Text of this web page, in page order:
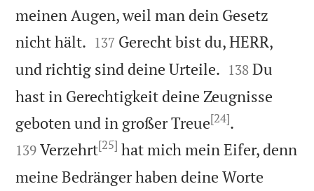
meinen Augen, weil man dein Gesetz
nicht hält. 

137 Gerecht bist du, HERR,
und richtig sind deine Urteile. 

138 Du
hast in Gerechtigkeit deine Zeugnisse
geboten und in großer Treue[24].
139 Verzehrt[25] hat mich mein Eifer, denn
meine Bedränger haben deine Worte